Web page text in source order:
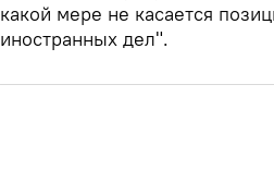
какой мере не касается
иностранных дел".